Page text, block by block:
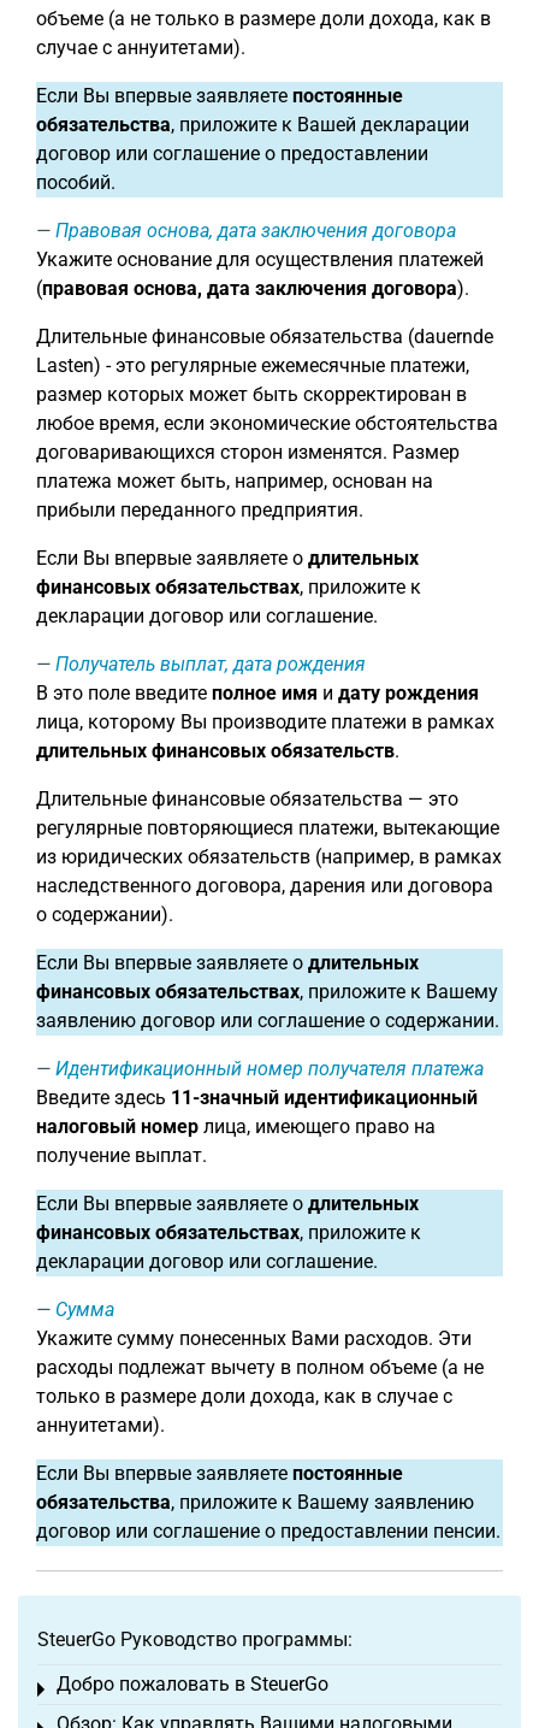
объеме (а не только в размере доли дохода, как в
случае с аннуитетами).
Если Вы впервые заявляете постоянные
обязательства, приложите к Вашей декларации
договор или соглашение о предоставлении
пособий.
Правовая основа, дата заключения договора
Укажите основание для осуществления платежей
(правовая основа, дата заключения договора).
Длительные финансовые обязательства (dauernde
Lasten) - это регулярные ежемесячные платежи,
размер которых может быть скорректирован в
любое время, если экономические обстоятельства
договаривающихся сторон изменятся. Размер
платежа может быть, например, основан на
прибыли переданного предприятия.
Если Вы впервые заявляете о длительных
финансовых обязательствах, приложите к
декларации договор или соглашение.
Получатель выплат, дата рождения
В это поле введите полное имя и дату рождения
лица, которому Вы производите платежи в рамках
длительных финансовых обязательств.
Длительные финансовые обязательства — это
регулярные повторяющиеся платежи, вытекающие
из юридических обязательств (например, в рамках
наследственного договора, дарения или договора
о содержании).
Если Вы впервые заявляете о длительных
финансовых обязательствах, приложите к Вашему
заявлению договор или соглашение о содержании.
Идентификационный номер получателя платежа
Введите здесь 11-значный идентификационный
налоговый номер лица, имеющего право на
получение выплат.
Если Вы впервые заявляете о длительных
финансовых обязательствах, приложите к
декларации договор или соглашение.
Сумма
Укажите сумму понесенных Вами расходов. Эти
расходы подлежат вычету в полном объеме (а не
только в размере доли дохода, как в случае с
аннуитетами).
Если Вы впервые заявляете постоянные
обязательства, приложите к Вашему заявлению
договор или соглашение о предоставлении пенсии.
SteuerGo Руководство программы:
Добро пожаловать в SteuerGo
Toggle menu